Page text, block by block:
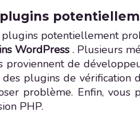
plugins potentiellement
WordPress. Plusieurs
proviennent de
plugins de vérification
problème. Enfin,
PHP.